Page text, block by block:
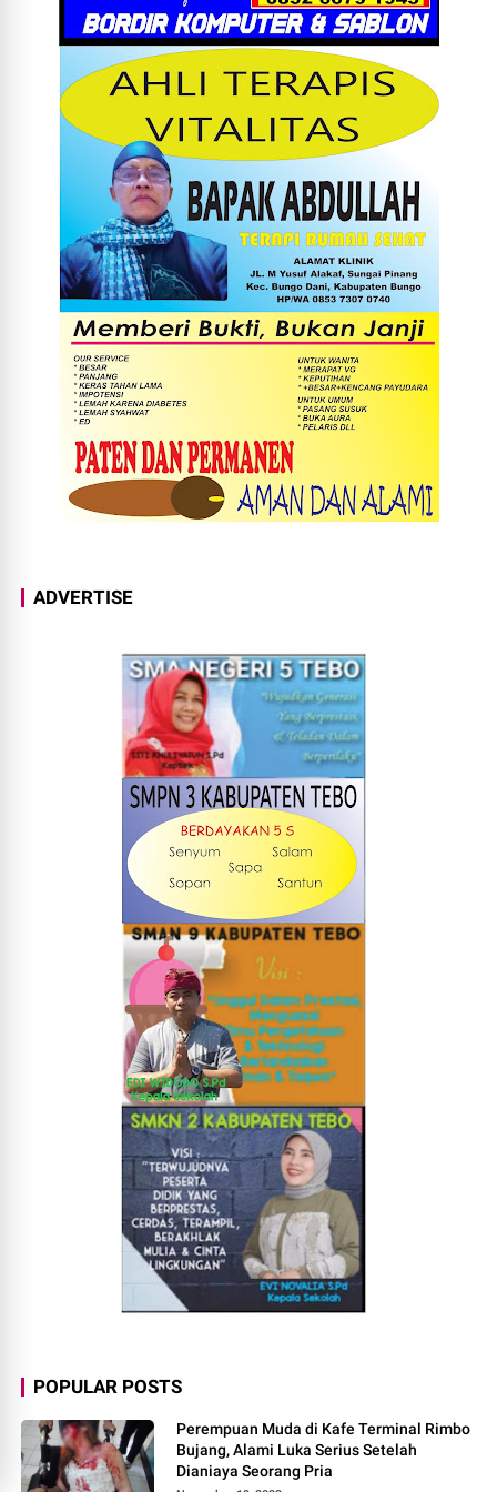
ADVERTISE
POPULAR POSTS
Perempuan Muda di Kafe Terminal Rimbo
Bujang, Alami Luka Serius Setelah
Dianiaya Seorang Pria